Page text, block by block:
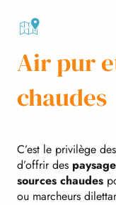
Air pur
chaudes
C’est le privilège
d’offrir des
sources chaudes
ou marcheurs